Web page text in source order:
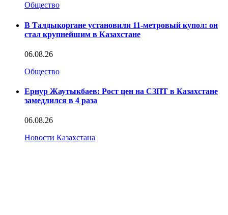
Общество
В Талдыкоргане установили 11-метровый купол: он
стал крупнейшим в Казахстане
06.08.26
Общество
Ернур Жаутыкбаев: Рост цен на СЗПТ в Казахстане
замедлился в 4 раза
06.08.26
Новости Казахстана